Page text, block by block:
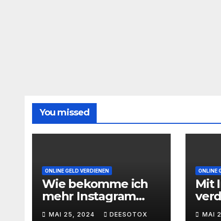
You missed
ONLINE GELD VERDIENEN
Wie bekomme ich
mehr Instagram
MAI 25, 2024 DEESOTOX
ONLINE
Mit
MAI